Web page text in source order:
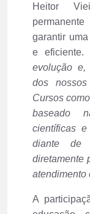
Para o
Heitor
e
evolução
dos
baseado
científicas
diante de
atendimento